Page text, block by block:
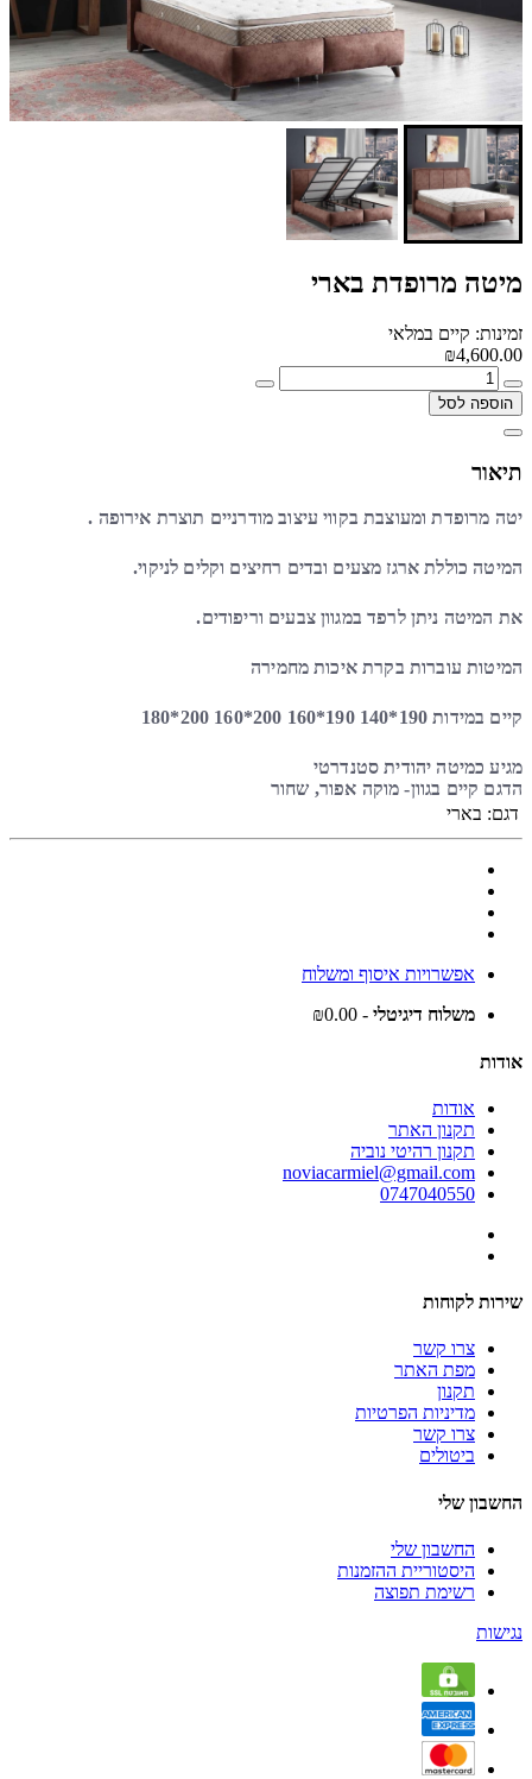
מיטה מרופדת בארי
זמינות: קיים במלאי
₪4,600.00
הוספה לסל
תיאור
יטה מרופדת ומעוצבת בקווי עיצוב מודרניים תוצרת אירופה .
המיטה כוללת ארגז מצעים ובדים רחיצים וקלים לניקוי.
את המיטה ניתן לרפד במגוון צבעים וריפודים.
המיטות עוברות בקרת איכות מחמירה
קיים במידות 190*140 190*160 200*160 200*180
מגיע כמיטה יהודית סטנדרטי
הדגם קיים בגוון- מוקה אפור, שחור
דגם: בארי
אפשרויות איסוף ומשלוח
משלוח דיגיטלי - ₪0.00
אודות
אודות
תקנון האתר
תקנון רהיטי נוביה
noviacarmiel@gmail.com
0747040550
שירות לקוחות
צרו קשר
מפת האתר
תקנון
מדיניות הפרטיות
צרו קשר
ביטולים
החשבון שלי
החשבון שלי
היסטוריית ההזמנות
רשימת תפוצה
נגישות